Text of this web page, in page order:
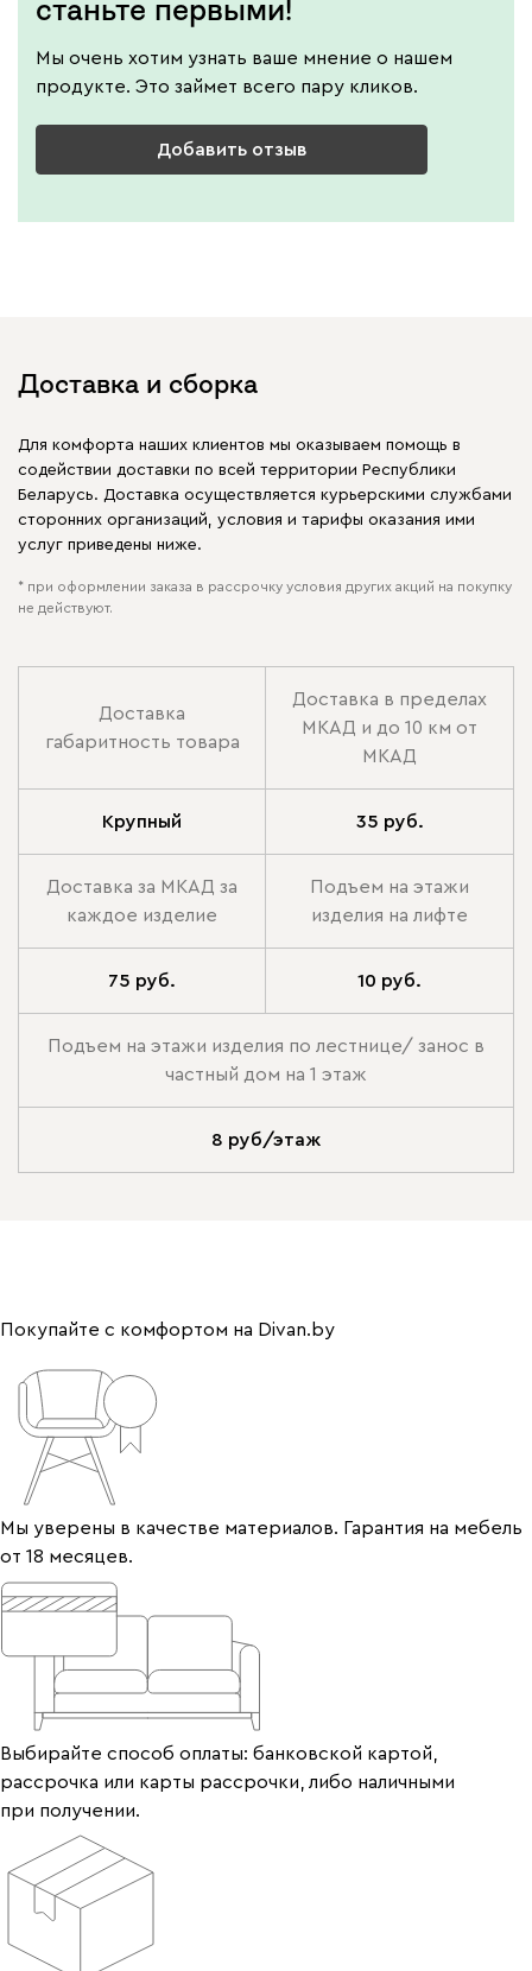
станьте первыми!
Мы очень хотим узнать ваше мнение о нашем
продукте. Это займет всего пару кликов.
Добавить отзыв
Доставка и сборка
Для комфорта наших клиентов мы оказываем помощь в
содействии доставки по всей территории Республики
Беларусь. Доставка осуществляется курьерскими службами
сторонних организаций, условия и тарифы оказания ими
услуг приведены ниже.
* при оформлении заказа в рассрочку условия других акций на покупку
не действуют.
Доставка
габаритность товара
Доставка в пределах
МКАД и до 10 км от
МКАД
Крупный 35 руб.
Доставка за МКАД за
каждое изделие
Подъем на этажи
изделия на лифте
75 руб. 10 руб.
Подъем на этажи изделия по лестнице/ занос в
частный дом на 1 этаж
8 руб/этаж
Покупайте с комфортом на Divan.by
Мы уверены в качестве материалов. Гарантия на мебель
от 18 месяцев.
Выбирайте способ оплаты: банковской картой,
рассрочка или карты рассрочки, либо наличными
при получении.